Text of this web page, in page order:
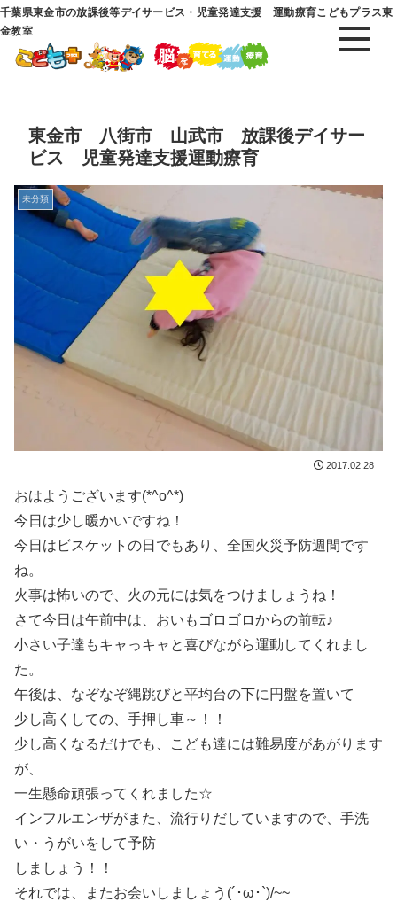
千葉県東金市の放課後等デイサービス・児童発達支援 運動療育こどもプラス東
金教室
東金市 八街市 山武市 放課後デイサー
ビス 児童発達支援運動療育
未分類
2017.02.28
おはようございます(*^o^*)
今日は少し暖かいですね！
今日はビスケットの日でもあり、全国火災予防週間です
ね。
火事は怖いので、火の元には気をつけましょうね！
さて今日は午前中は、おいもゴロゴロからの前転♪
小さい子達もキャっキャと喜びながら運動してくれまし
た。
午後は、なぞなぞ縄跳びと平均台の下に円盤を置いて
少し高くしての、手押し車～！！
少し高くなるだけでも、こども達には難易度があがります
が、
一生懸命頑張ってくれました☆
インフルエンザがまた、流行りだしていますので、手洗
い・うがいをして予防
しましょう！！
それでは、またお会いしましょう(´･ω･`)/~~